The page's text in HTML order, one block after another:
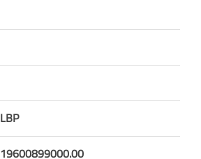
LBP
19600899000.00